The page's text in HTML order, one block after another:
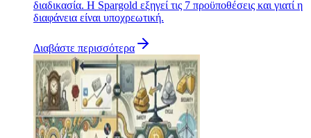
διαδικασία. Η Spargold εξηγεί τις 7 προϋποθέσεις και γιατί η
διαφάνεια είναι υποχρεωτική.
Διαβάστε περισσότερα